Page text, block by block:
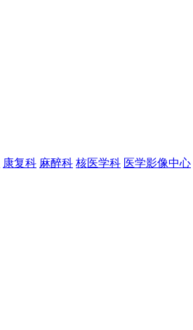
康复科 麻醉科 核医学科 医学影像中心